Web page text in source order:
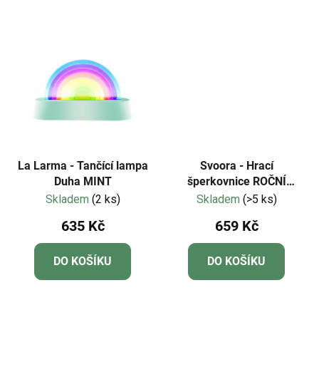
La Larma - Tančící lampa
Duha MINT
Skladem (2 ks)
635 Kč
DO KOŠÍKU
Svoora - Hrací
šperkovnice ROČNÍ
OBDOBÍ
Skladem (>5 ks)
659 Kč
DO KOŠÍKU